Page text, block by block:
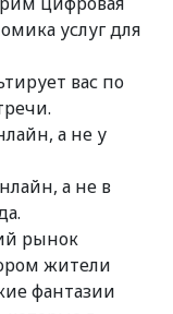
услуг для
вас по
а не у
а не в
рынок
жители
фантазии